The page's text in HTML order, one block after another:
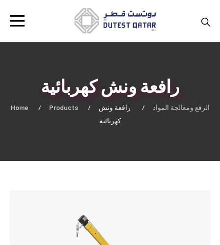
رافعة ونش كهربائية
Home Products الرفع ومعالجة المواد
رافعة ونش
كهربائية